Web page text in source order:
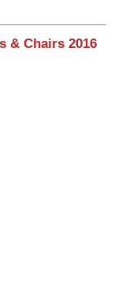
& Chairs 2016